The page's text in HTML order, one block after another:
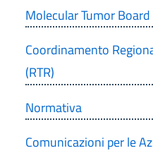
Molecular Tumor Board
Coordinamento
(RTR)
Normativa
Comunicazioni per le